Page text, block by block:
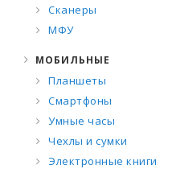
Сканеры
МФУ
МОБИЛЬНЫЕ
Планшеты
Смартфоны
Умные часы
Чехлы и сумки
Электронные книги